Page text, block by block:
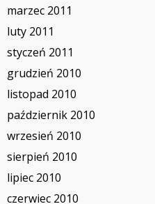
marzec 2011
luty 2011
styczeń 2011
grudzień 2010
listopad 2010
październik 2010
wrzesień 2010
sierpień 2010
lipiec 2010
czerwiec 2010